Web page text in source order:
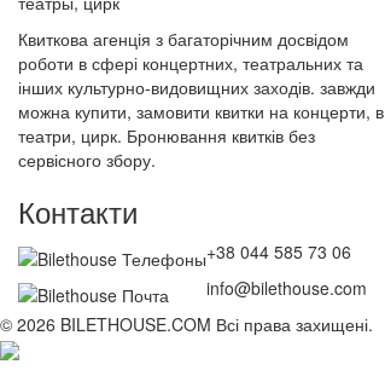
Квиткова агенція з багаторічним досвідом
роботи в сфері концертних, театральних та
інших культурно-видовищних заходів. завжди
можна купити, замовити квитки на концерти, в
театри, цирк. Бронювання квитків без
сервісного збору.
Контакти
+38 044 585 73 06
info@bilethouse.com
© 2026 BILETHOUSE.COM Всі права захищені.